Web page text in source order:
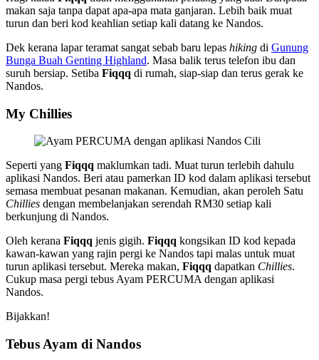
makan saja tanpa dapat apa-apa mata ganjaran. Lebih baik muat
turun dan beri kod keahlian setiap kali datang ke Nandos.
Dek kerana lapar teramat sangat sebab baru lepas hiking di Gunung
Bunga Buah Genting Highland. Masa balik terus telefon ibu dan
suruh bersiap. Setiba Fiqqq di rumah, siap-siap dan terus gerak ke
Nandos.
My Chillies
Seperti yang Fiqqq maklumkan tadi. Muat turun terlebih dahulu
aplikasi Nandos. Beri atau pamerkan ID kod dalam aplikasi tersebut
semasa membuat pesanan makanan. Kemudian, akan peroleh Satu
Chillies dengan membelanjakan serendah RM30 setiap kali
berkunjung di Nandos.
Oleh kerana Fiqqq jenis gigih. Fiqqq kongsikan ID kod kepada
kawan-kawan yang rajin pergi ke Nandos tapi malas untuk muat
turun aplikasi tersebut. Mereka makan, Fiqqq dapatkan Chillies.
Cukup masa pergi tebus Ayam PERCUMA dengan aplikasi
Nandos.
Bijakkan!
Tebus Ayam di Nandos